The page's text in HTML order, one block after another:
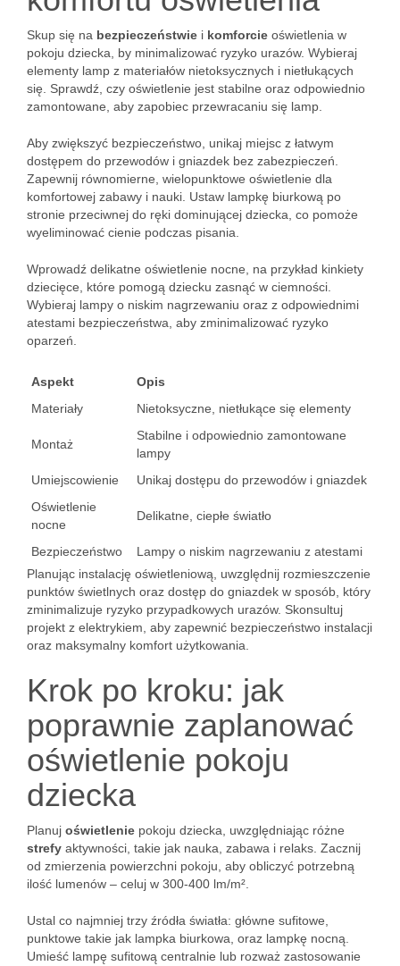
Skup się na bezpieczeństwie i komforcie oświetlenia w
pokoju dziecka, by minimalizować ryzyko urazów. Wybieraj
elementy lamp z materiałów nietoksycznych i nietłukących
się. Sprawdź, czy oświetlenie jest stabilne oraz odpowiednio
zamontowane, aby zapobiec przewracaniu się lamp.
Aby zwiększyć bezpieczeństwo, unikaj miejsc z łatwym
dostępem do przewodów i gniazdek bez zabezpieczeń.
Zapewnij równomierne, wielopunktowe oświetlenie dla
komfortowej zabawy i nauki. Ustaw lampkę biurkową po
stronie przeciwnej do ręki dominującej dziecka, co pomoże
wyeliminować cienie podczas pisania.
Wprowadź delikatne oświetlenie nocne, na przykład kinkiety
dziecięce, które pomogą dziecku zasnąć w ciemności.
Wybieraj lampy o niskim nagrzewaniu oraz z odpowiednimi
atestami bezpieczeństwa, aby zminimalizować ryzyko
oparzeń.
Aspekt
Opis
Materiały
Nietoksyczne, nietłukące się elementy
Montaż
Stabilne i odpowiednio zamontowane
lampy
Umiejscowienie
Unikaj dostępu do przewodów i gniazdek
Oświetlenie
nocne
Delikatne, ciepłe światło
Bezpieczeństwo
Lampy o niskim nagrzewaniu z atestami
Planując instalację oświetleniową, uwzględnij rozmieszczenie
punktów świetlnych oraz dostęp do gniazdek w sposób, który
zminimalizuje ryzyko przypadkowych urazów. Skonsultuj
projekt z elektrykiem, aby zapewnić bezpieczeństwo instalacji
oraz maksymalny komfort użytkowania.
Krok po kroku: jak
poprawnie zaplanować
oświetlenie pokoju
dziecka
Planuj oświetlenie pokoju dziecka, uwzględniając różne
strefy aktywności, takie jak nauka, zabawa i relaks. Zacznij
od zmierzenia powierzchni pokoju, aby obliczyć potrzebną
ilość lumenów – celuj w 300-400 lm/m².
Ustal co najmniej trzy źródła światła: główne sufitowe,
punktowe takie jak lampka biurkowa, oraz lampkę nocną.
Umieść lampę sufitową centralnie lub rozważ zastosowanie